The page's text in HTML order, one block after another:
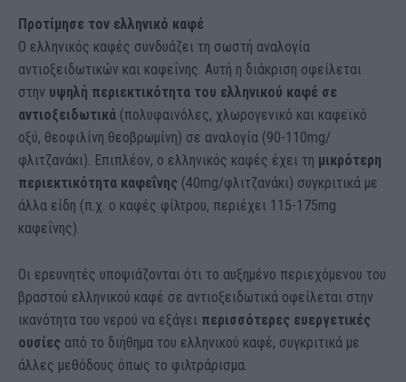
Προτίμησε τον ελληνικό καφέ
Ο ελληνικός καφές συνδυάζει τη σωστή αναλογία
αντιοξειδωτικών και καφεΐνης. Αυτή η διάκριση οφείλεται
στην υψηλή περιεκτικότητα του ελληνικού καφέ σε
αντιοξειδωτικά (πολυφαινόλες, χλωρογενικό και καφεϊκό
οξύ, θεοφιλίνη θεοβρωμίνη) σε αναλογία (90-110mg/
φλιτζανάκι). Επιπλέον, ο ελληνικός καφές έχει τη μικρότερη
περιεκτικότητα καφεΐνης (40mg/φλιτζανάκι) συγκριτικά με
άλλα είδη (π.χ. ο καφές φίλτρου, περιέχει 115-175mg
καφεΐνης).
Oι ερευνητές υποψιάζονται ότι το αυξημένο περιεχόμενου του
βραστού ελληνικού καφέ σε αντιοξειδωτικά οφείλεται στην
ικανότητα του νερού να εξάγει περισσότερες ευεργετικές
ουσίες από το διήθημα του ελληνικού καφέ, συγκριτικά με
άλλες μεθόδους όπως το φιλτράρισμα.